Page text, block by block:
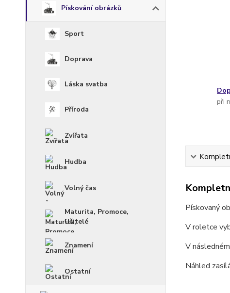
Pískování obrázků
Sport
Doprava
Láska svatba
Příroda
Zvířata
Hudba
Volný čas
Maturita, Promoce,
Učitelé
Znamení
Ostatní
při
Pískovaný
V roletce
V
Náhled